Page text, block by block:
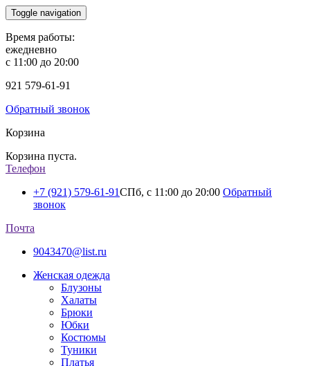
Toggle navigation
Время работы:
ежедневно
с 11:00 до 20:00
921 579-61-91
Обратный звонок
Корзина
Корзина пуста.
Телефон
+7 (921) 579-61-91СПб, с 11:00 до 20:00 Обратный
звонок
Почта
9043470@list.ru
Женская одежда
Блузоны
Халаты
Брюки
Юбки
Костюмы
Туники
Платья